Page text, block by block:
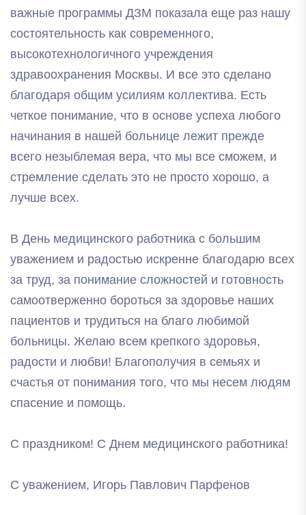
важные программы ДЗМ показала еще раз нашу
состоятельность как современного,
высокотехнологичного учреждения
здравоохранения Москвы. И все это сделано
благодаря общим усилиям коллектива. Есть
четкое понимание, что в основе успеха любого
начинания в нашей больнице лежит прежде
всего незыблемая вера, что мы все сможем, и
стремление сделать это не просто хорошо, а
лучше всех.
В День медицинского работника с большим
уважением и радостью искренне благодарю всех
за труд, за понимание сложностей и готовность
самоотверженно бороться за здоровье наших
пациентов и трудиться на благо любимой
больницы. Желаю всем крепкого здоровья,
радости и любви! Благополучия в семьях и
счастья от понимания того, что мы несем людям
спасение и помощь.
С праздником! С Днем медицинского работника!
С уважением, Игорь Павлович Парфенов